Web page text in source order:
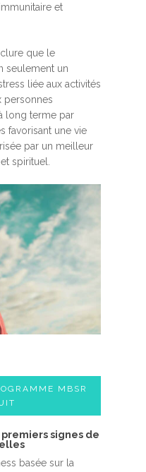
et
que le
seulement un
liée aux activités
personnes
long terme par
favorisant une vie
par un meilleur
spirituel.
MBSR
signes de
basée sur la